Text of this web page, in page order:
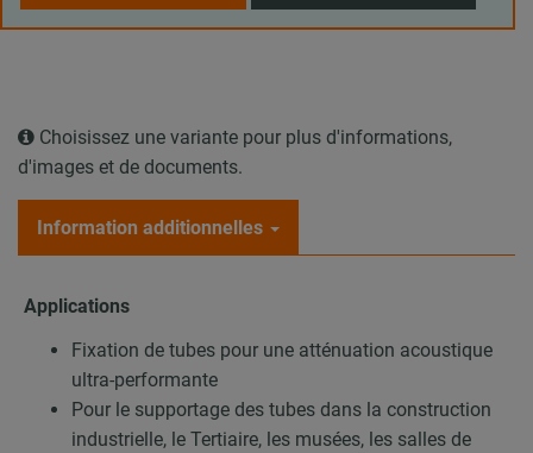
Choisissez une variante pour plus d'informations,
d'images et de documents.
Information additionnelles
Applications
Fixation de tubes pour une atténuation acoustique
ultra-performante
Pour le supportage des tubes dans la construction
industrielle, le Tertiaire, les musées, les salles de